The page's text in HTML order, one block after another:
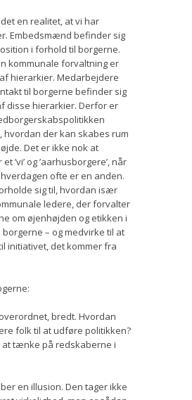
en realitet, at vi har
Embedsmænd befinder sig
i forhold til borgerne.
kommunale forvaltning er
hierarkier. Medarbejdere
til borgerne befinder sig
disse hierarkier. Derfor er
hvordan der kan skabes rum
Det er ikke nok at
’vi’ og ’aarhusborgere’, når
ofte er en anden.
sig til, hvordan især
ledere, der forvalter
om øjenhøjden og etikken i
– og medvirke til at
initiativet, det kommer fra
bredt. Hvordan
folk til at udføre politikken?
at tænke på redskaberne i
en illusion. Den tager ikke